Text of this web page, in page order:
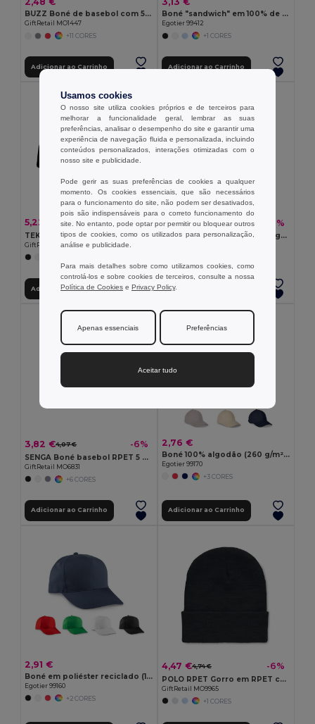
BUZZ Boné de basebol com 5 painéis
GiftRetail MO1447
+11 CORES
Adicionar ao Carrinho
Boné "sandwich" em 100% de algodão (260 g/m²)
Egotier 99412
+1 CORES
Adicionar ao Carrinho
5,22 € 6,63 € -21%
TEKAPO Boné baseball 6 painéis
GiftRetail MO9643
Adicionar ao Carrinho
5,66 € 6,09 € -7%
BICCA CAP Boné baisebol algodão orgânico
Adicionar ao Carrinho
3,82 €4,07 € -6%
SENGA Boné basebol RPET 5 pain
GiftRetail MO6831
+6 CORES
Adicionar ao Carrinho
2,76 €
Boné 100% algodão (260 g/m²) com 6 painéis
Egotier 99170
+3 CORES
Adicionar ao Carrinho
2,91 €
Boné em poliéster reciclado (100% rPET)
Egotier 99160
+2 CORES
4,47 €4,74 € -6%
POLO RPET Gorro em RPET com punho
GiftRetail MO9965
+1 CORES
Usamos cookies
O nosso site utiliza cookies próprios e de terceiros para
melhorar a funcionalidade geral, lembrar as suas
preferências, analisar o desempenho do site e garantir uma
experiência de navegação fluida e personalizada, incluindo
conteúdos personalizados, interações otimizadas com o
nosso site e publicidade.
Pode gerir as suas preferências de cookies a qualquer
momento. Os cookies essenciais, que são necessários
para o funcionamento do site, não podem ser desativados,
pois são indispensáveis para o correto funcionamento do
site. No entanto, pode optar por permitir ou bloquear outros
tipos de cookies, como os utilizados para personalização,
análise e publicidade.
Para mais detalhes sobre como utilizamos cookies, como
controlá-los e sobre cookies de terceiros, consulte a nossa
Política de Cookies e Privacy Policy.
Apenas essenciais Preferências
Aceitar tudo